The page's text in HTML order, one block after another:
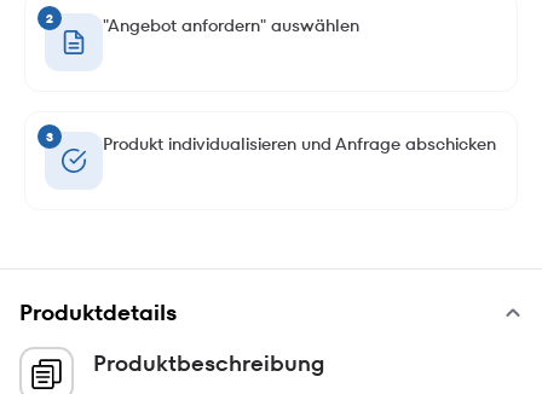
2 "Angebot anfordern" auswählen
3 Produkt individualisieren und Anfrage abschicken
Produktdetails
Produktbeschreibung